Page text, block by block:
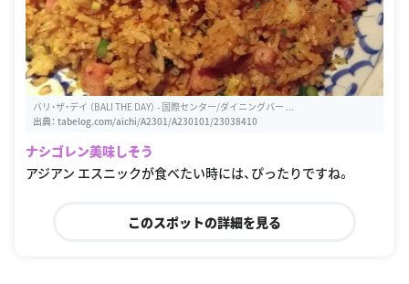
バリ・ザ・デイ （BALI THE DAY） - 国際センター/ダイニングバー ...
出典： tabelog.com/aichi/A2301/A230101/23038410
ナシゴレン美味しそう
アジアン エスニックが食べたい時には、ぴったりですね。
このスポットの詳細を見る